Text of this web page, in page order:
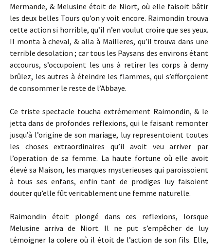
Mermande, & Melusine étoit de Niort, où elle faisoit bâtir
les deux belles Tours qu’on y voit encore. Raimondin trouva
cette action si horrible, qu’il n’en voulut croire que ses yeux.
Il monta à cheval, & alla à Mailleres, qu’il trouva dans une
terrible desolation ; car tous les Paysans des environs étant
accourus, s’occupoient les uns à retirer les corps à demy
brûlez, les autres à éteindre les flammes, qui s’efforçoient
de consommer le reste de l’Abbaye.
Ce triste spectacle toucha extrémement Raimondin, & le
jetta dans de profondes reflexions, qui le faisant remonter
jusqu’à l’origine de son mariage, luy representoient toutes
les choses extraordinaires qu’il avoit veu arriver par
l’operation de sa femme. La haute fortune où elle avoit
élevé sa Maison, les marques mysterieuses qui paroissoient
à tous ses enfans, enfin tant de prodiges luy faisoient
douter qu’elle fût veritablement une femme naturelle.
Raimondin étoit plongé dans ces reflexions, lorsque
Melusine arriva de Niort. Il ne put s’empêcher de luy
témoigner la colere où il étoit de l’action de son fils. Elle,